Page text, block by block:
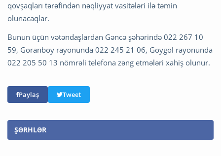
qovşaqları tərəfindən nəqliyyat vasitələri ilə təmin
olunacaqlar.
Bunun üçün vətəndaşlardan Gəncə şəhərində 022 267 10
59, Goranboy rayonunda 022 245 21 06, Göygöl rayonunda
022 205 50 13 nömrəli telefona zəng etmələri xahiş olunur.
Paylaş Tweet
ŞƏRHLƏR